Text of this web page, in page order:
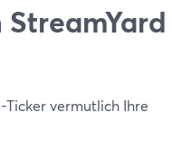
vermutlich Ihre